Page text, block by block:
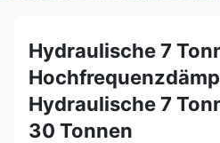
Hydraulische 7
Hydraulische 7
30 Tonnen